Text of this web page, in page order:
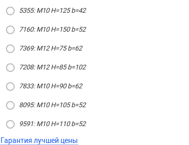
5355: М10 H=125 b=42
7160: М10 H=150 b=52
7369: М12 H=75 b=62
7208: М12 H=85 b=102
7833: М10 H=90 b=62
8095: М10 H=105 b=52
9591: М10 H=110 b=52
Гарантия лучшей цены